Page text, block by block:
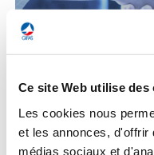
Ce site Web utilise des
Les cookies nous
et les annonces, d'offrir
médias sociaux et
DÉCOUVRIR